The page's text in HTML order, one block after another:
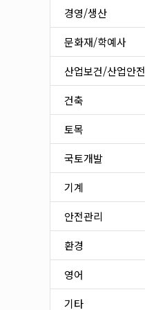
경영/생산
문화재/학예사
산업보건/산업안전
건축
토목
국토개발
기계
안전관리
환경
영어
기타